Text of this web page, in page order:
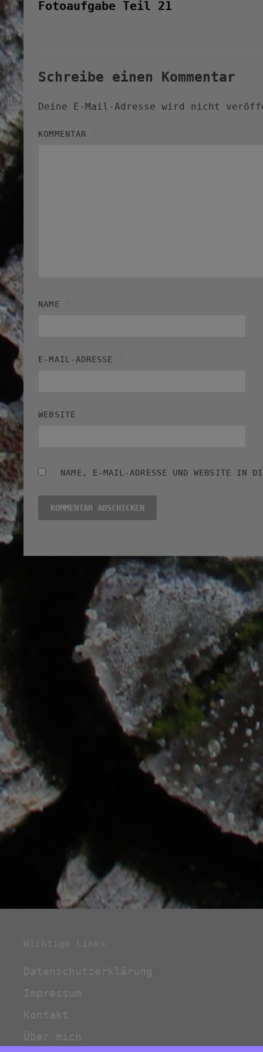
Beitrag:
Fotoaufgabe Teil 21
Schreibe einen Kommentar
Deine E-Mail-Adresse wird nicht
KOMMENTAR
NAME
E-MAIL-ADRESSE
WEBSITE
NAME, E-MAIL-ADRESSE UND WEBSITE IN
Wichtige Links
Datenschutzerklärung
Impressum
Kontakt
Über mich